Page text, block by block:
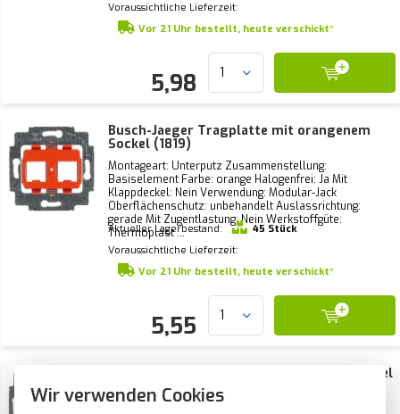
Wir verwenden Cookies
Voraussichtliche Lieferzeit:
Vor 21 Uhr bestellt, heute verschickt*
5,98
Busch-Jaeger Tragplatte mit orangenem
Sockel (1819)
Montageart: Unterputz Zusammenstellung:
Basiselement Farbe: orange Halogenfrei: Ja Mit
Klappdeckel: Nein Verwendung: Modular-Jack
Oberflächenschutz: unbehandelt Auslassrichtung:
gerade Mit Zugentlastung: Nein Werkstoffgüte:
Thermoplast ...
Aktueller Lagerbestand:
45 Stück
Voraussichtliche Lieferzeit:
Vor 21 Uhr bestellt, heute verschickt*
5,55
Busch-Jaeger Tragplatte mit grauem Sockel
(1820)